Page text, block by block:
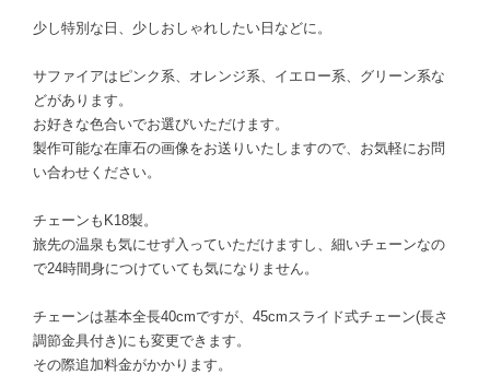
少し特別な日、少しおしゃれしたい日などに。
サファイアはピンク系、オレンジ系、イエロー系、グリーン系な
どがあります。
お好きな色合いでお選びいただけます。
製作可能な在庫石の画像をお送りいたしますので、お気軽にお問
い合わせください。
チェーンもK18製。
旅先の温泉も気にせず入っていただけますし、細いチェーンなの
で24時間身につけていても気になりません。
チェーンは基本全長40cmですが、45cmスライド式チェーン(長さ
調節金具付き)にも変更できます。
その際追加料金がかかります。